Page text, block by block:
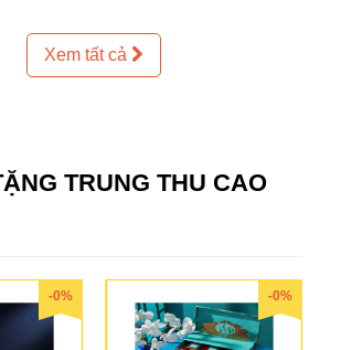
Xem tất cả
TRUNG THU CAO
-0% -0%